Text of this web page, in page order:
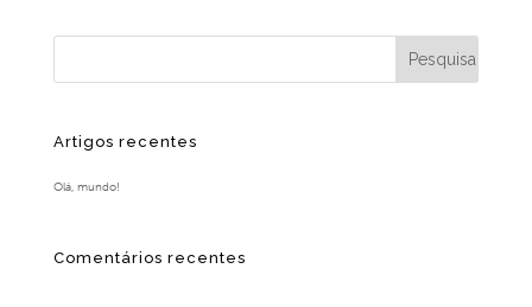
Artigos recentes
Olá, mundo!
Comentários recentes